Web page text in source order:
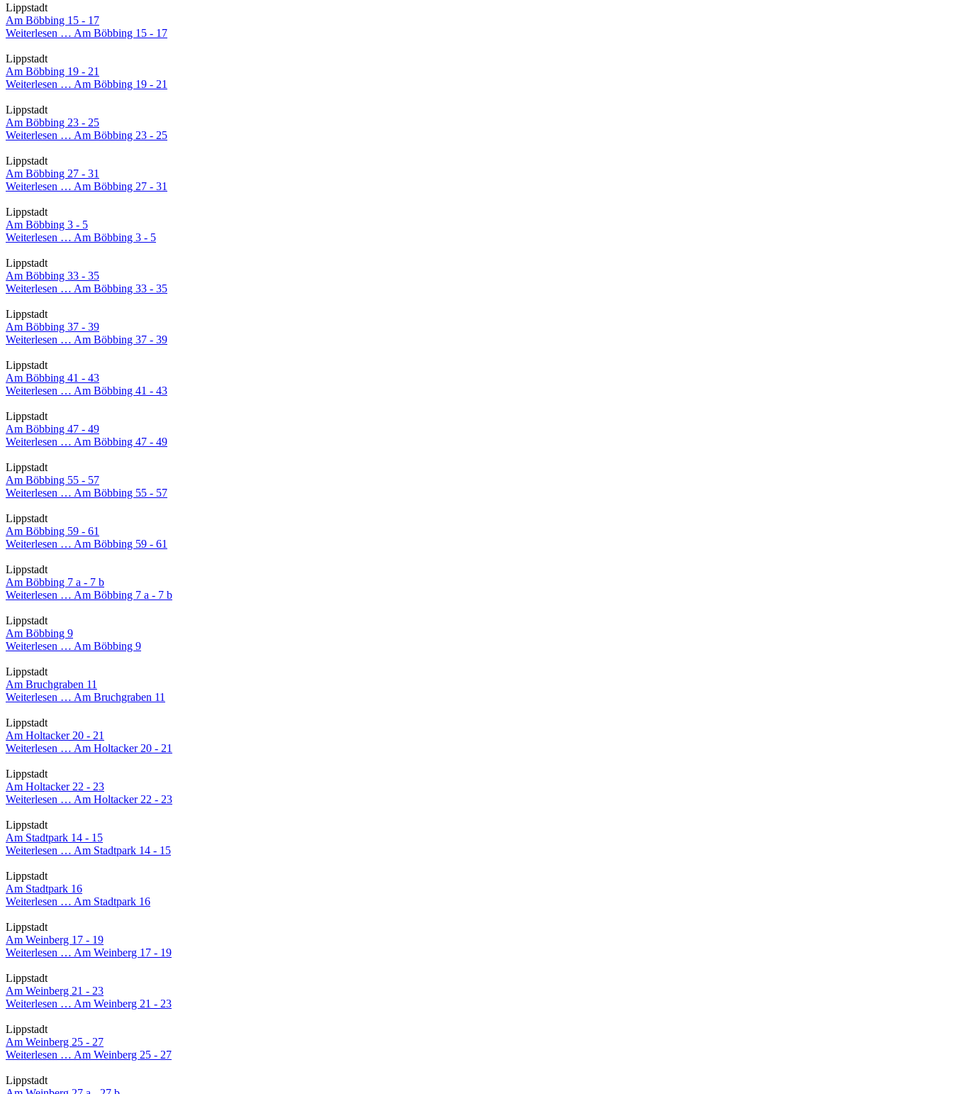
Lippstadt
Am Böbbing 15 - 17
Weiterlesen … Am Böbbing 15 - 17
Lippstadt
Am Böbbing 19 - 21
Weiterlesen … Am Böbbing 19 - 21
Lippstadt
Am Böbbing 23 - 25
Weiterlesen … Am Böbbing 23 - 25
Lippstadt
Am Böbbing 27 - 31
Weiterlesen … Am Böbbing 27 - 31
Lippstadt
Am Böbbing 3 - 5
Weiterlesen … Am Böbbing 3 - 5
Lippstadt
Am Böbbing 33 - 35
Weiterlesen … Am Böbbing 33 - 35
Lippstadt
Am Böbbing 37 - 39
Weiterlesen … Am Böbbing 37 - 39
Lippstadt
Am Böbbing 41 - 43
Weiterlesen … Am Böbbing 41 - 43
Lippstadt
Am Böbbing 47 - 49
Weiterlesen … Am Böbbing 47 - 49
Lippstadt
Am Böbbing 55 - 57
Weiterlesen … Am Böbbing 55 - 57
Lippstadt
Am Böbbing 59 - 61
Weiterlesen … Am Böbbing 59 - 61
Lippstadt
Am Böbbing 7 a - 7 b
Weiterlesen … Am Böbbing 7 a - 7 b
Lippstadt
Am Böbbing 9
Weiterlesen … Am Böbbing 9
Lippstadt
Am Bruchgraben 11
Weiterlesen … Am Bruchgraben 11
Lippstadt
Am Holtacker 20 - 21
Weiterlesen … Am Holtacker 20 - 21
Lippstadt
Am Holtacker 22 - 23
Weiterlesen … Am Holtacker 22 - 23
Lippstadt
Am Stadtpark 14 - 15
Weiterlesen … Am Stadtpark 14 - 15
Lippstadt
Am Stadtpark 16
Weiterlesen … Am Stadtpark 16
Lippstadt
Am Weinberg 17 - 19
Weiterlesen … Am Weinberg 17 - 19
Lippstadt
Am Weinberg 21 - 23
Weiterlesen … Am Weinberg 21 - 23
Lippstadt
Am Weinberg 25 - 27
Weiterlesen … Am Weinberg 25 - 27
Lippstadt